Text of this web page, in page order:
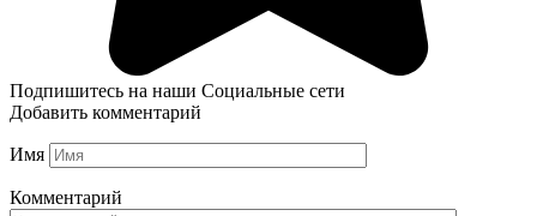
Подпишитесь на наши Социальные сети
Добавить комментарий
Имя
Комментарий